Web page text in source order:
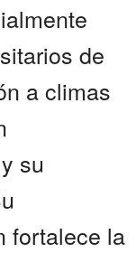
de
a climas
su
fortalece la